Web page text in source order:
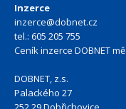
Inzerce
inzerce@dobnet.cz
tel.: 605 205 755
Ceník inzerce DOBNET
DOBNET, z.s.
Palackého 27